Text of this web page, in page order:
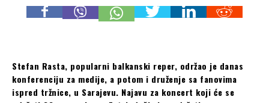
Stefan Rasta, popularni balkanski reper, održao je danas
konferenciju za medije, a potom i druženje sa fanovima
ispred tržnice, u Sarajevu. Najavu za koncert koji će se